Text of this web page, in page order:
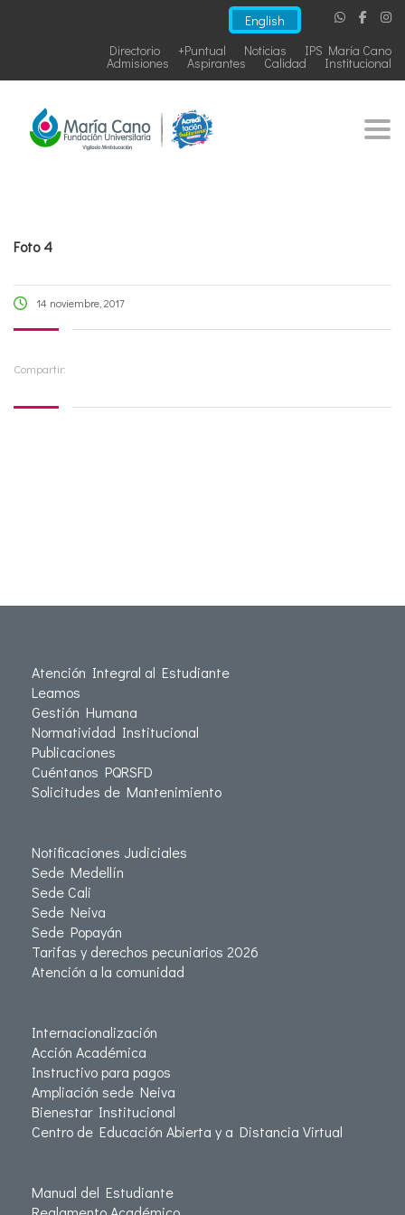
English
IPS María Cano
Noticias
+Puntual
Directorio
Institucional
Calidad
Aspirantes
Admisiones
Foto 4
14 noviembre, 2017
Compartir:
Atención Integral al Estudiante
Leamos
Gestión Humana
Normatividad Institucional
Publicaciones
Cuéntanos PQRSFD
Solicitudes de Mantenimiento
Notificaciones Judiciales
Sede Medellín
Sede Cali
Sede Neiva
Sede Popayán
Tarifas y derechos pecuniarios 2026
Atención a la comunidad
Internacionalización
Acción Académica
Instructivo para pagos
Ampliación sede Neiva
Bienestar Institucional
Centro de Educación Abierta y a Distancia Virtual
Manual del Estudiante